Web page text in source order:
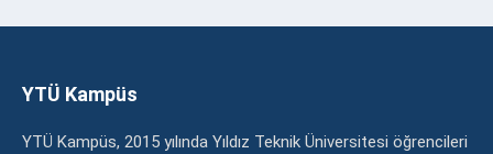
YTÜ Kampüs
YTÜ Kampüs, 2015 yılında Yıldız Teknik Üniversitesi öğrencileri